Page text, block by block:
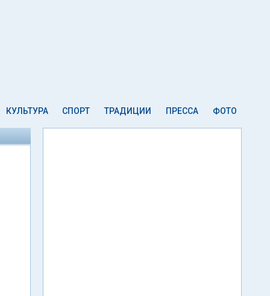
КУЛЬТУРА СПОРТ ТРАДИЦИИ ПРЕССА ФОТО